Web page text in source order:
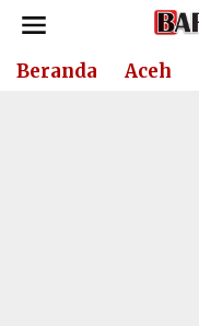
Lewati
konten
Beranda Aceh